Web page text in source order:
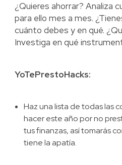
¿Quieres ahorrar? Analiza
para ello mes a mes.
cuánto debes y en qué.
Investiga en qué
YoTePrestoHacks:
Haz una lista de todas las
hacer este año por no
tus finanzas, así tomarás
tiene la apatía.